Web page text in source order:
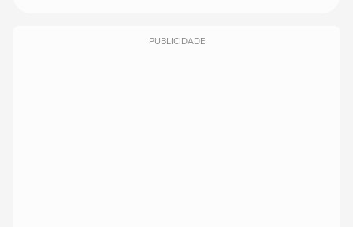
PUBLICIDADE